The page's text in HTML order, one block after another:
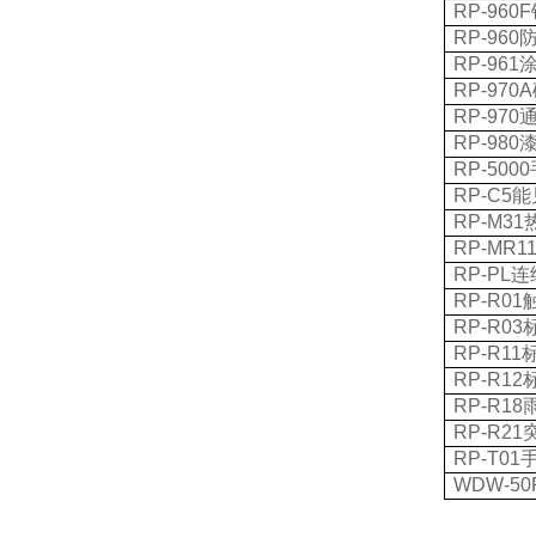
RP-960F
RP-960
RP-961
RP-970A
RP-970
RP-980
RP-5000
RP-C5能
RP-M31
RP-
RP-PL连
RP-R01
RP-R03
RP-R11
RP-R12
RP-R18
RP-R21
RP-T01
WDW-